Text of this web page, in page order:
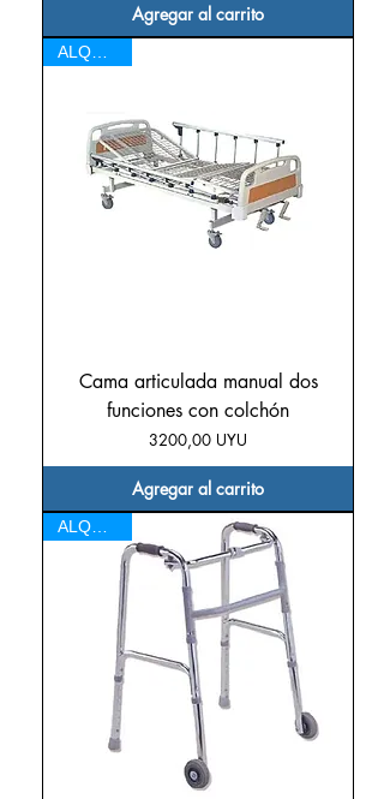
Agregar al carrito
Cama articulada manual dos
funciones con colchón
Precio
3200,00 UYU
Agregar al carrito